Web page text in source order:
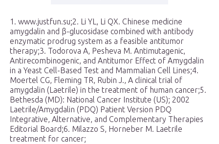
1. www.justfun.su;2. Li YL, Li QX. Chinese medicine
amygdalin and β-glucosidase combined with antibody
enzymatic prodrug system as a feasible antitumor
therapy;3. Todorova A, Pesheva M. Antimutagenic,
Antirecombinogenic, and Antitumor Effect of Amygdalin
in a Yeast Cell-Based Test and Mammalian Cell Lines;4.
Moertel CG, Fleming TR, Rubin J., A clinical trial of
amygdalin (Laetrile) in the treatment of human cancer;5.
Bethesda (MD): National Cancer Institute (US); 2002
Laetrile/Amygdalin (PDQ) Patient Version PDQ
Integrative, Alternative, and Complementary Therapies
Editorial Board;6. Milazzo S, Horneber M. Laetrile
treatment for cancer;